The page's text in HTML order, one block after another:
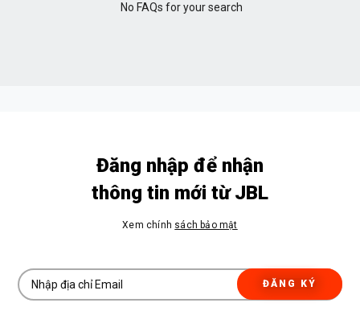
No FAQs for your search
Đăng nhập để nhận
thông tin mới từ JBL
Xem chính sách bảo mật
ĐĂNG KÝ